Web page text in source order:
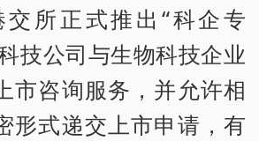
所正式推出“科企专
技公司与生物科技企业
市咨询服务，并允许相
形式递交上市申请，有